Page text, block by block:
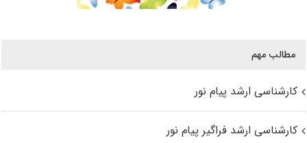
مطالب مهم
کارشناسی ارشد پیام نور
کارشناسی ارشد فراگیر پیام نور